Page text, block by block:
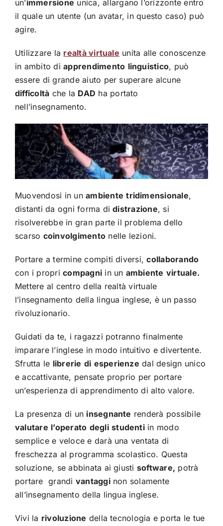
un’immersione unica, allargano l’orizzonte entro
il quale un utente (un avatar, in questo caso) può
agire.
Utilizzare la realtà virtuale unita alle conoscenze
in ambito diapprendimento linguistico, può
essere di grande aiuto per superare alcune
difficoltà che la DAD ha portato
nell’insegnamento.
Muovendosi in unambiente tridimensionale,
distanti da ogni forma didistrazione, si
risolverebbe in gran parte il problema dello
scarso coinvolgimento nelle lezioni.
Portare a termine compiti diversi,collaborando
con i propricompagni in un ambiente virtuale.
Mettere al centro della realtà virtuale
l’insegnamento della lingua inglese, è un passo
rivoluzionario.
Guidati da te, i ragazzi potranno finalmente
imparare l’inglese in modo intuitivo e divertente.
Sfrutta le librerie di esperienze dal design unico
e accattivante, pensate proprio per portare
un’esperienza di apprendimento di alto valore.
La presenza di un insegnante renderà possibile
valutare l’operato degli studentiin modo
semplice e veloce e darà una ventata di
freschezza al programma scolastico. Questa
soluzione, se abbinata ai giusti software, potrà
portare grandi vantagginon solamente
all’insegnamento della lingua inglese.
Vivi la rivoluzione della tecnologia e porta le tue